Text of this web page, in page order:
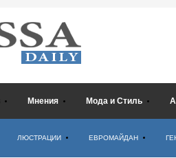
Мнения Мода и Стиль
ЛЮСТРАЦИИ ЕВРОМАЙДАН